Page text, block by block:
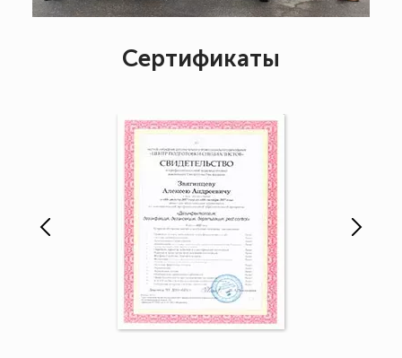
Сертификаты